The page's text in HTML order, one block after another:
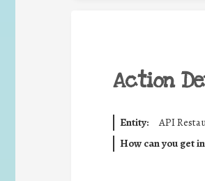
Action
Entity: API
How can you get